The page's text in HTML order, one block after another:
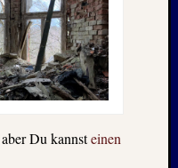
Du kannsteinen